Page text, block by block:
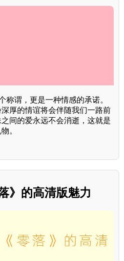
称谓，更是一种情感的承诺。
厚的情谊将会伴随我们一路前
间的爱永远不会消逝，这就是
。
》的高清版魅力